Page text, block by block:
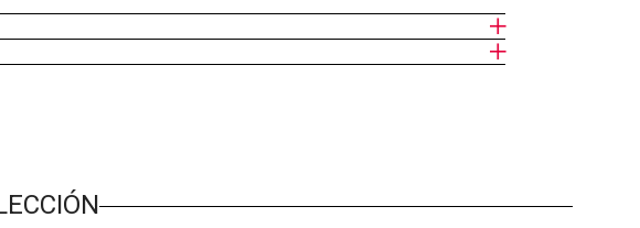
presente volumen incluye la versión definitiva de la teoría de
orgánica: el capítulo 40 de Storia delle dottrine politiche.